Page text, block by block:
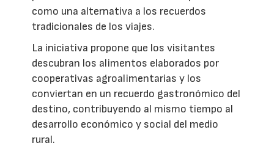
como una alternativa a los recuerdos
tradicionales de los viajes.
La iniciativa propone que los visitantes
descubran los alimentos elaborados por
cooperativas agroalimentarias y los
conviertan en un recuerdo gastronómico del
destino, contribuyendo al mismo tiempo al
desarrollo económico y social del medio
rural.